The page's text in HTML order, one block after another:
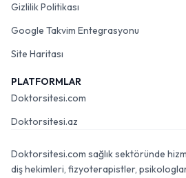
Gizlilik Politikası
Google Takvim Entegrasyonu
Site Haritası
PLATFORMLAR
Doktorsitesi.com
Doktorsitesi.az
Doktorsitesi.com sağlık sektöründe
diş hekimleri, fizyoterapistler,